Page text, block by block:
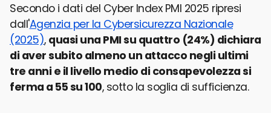
Secondo i dati del Cyber Index PMI 2025 ripresi
dall'Agenzia per la Cybersicurezza Nazionale
(2025), quasi una PMI su quattro (24%) dichiara
di aver subito almeno un attacco negli ultimi
tre anni e il livello medio di consapevolezza si
ferma a 55 su 100, sotto la soglia di sufficienza.